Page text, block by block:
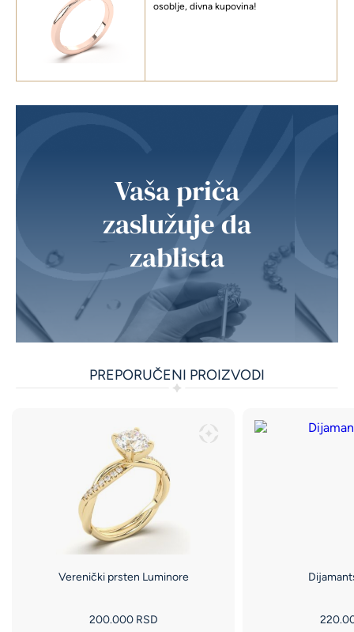
osoblje, divna kupovina!
Vaša priča
zaslužuje da
zablista
PREPORUČENI PROIZVODI
Verenički prsten Luminore
200.000 RSD